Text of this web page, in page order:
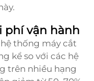
phí vận hành
thống máy cắt
kể so với các hệ
trên nhiều hạng